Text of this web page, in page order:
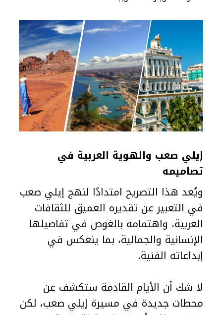
إيلي صعب والهوية العربية في
تصاميمه
ويُعد هذا التصريح امتدادًا لنهج إيلي صعب
في التعبير عن تقديره العميق للثقافات
العربية، واهتمامه بالغوص في تفاصيلها
الإنسانية والجمالية، بما ينعكس في
إبداعاته الفنية.
لا شك أن الأيام القادمة ستكشف عن
محطات جديدة في مسيرة إيلي صعب، لكن